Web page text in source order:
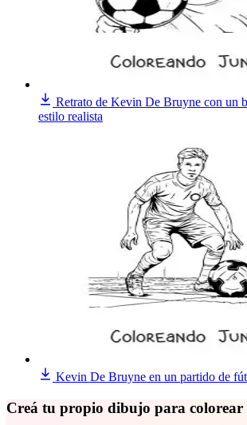
Retrato de Kevin De Bruyne con un
estilo realista
Kevin De Bruyne en un partido de
Creá tu propio dibujo para colorear